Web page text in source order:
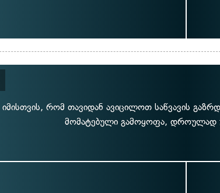
იმისთვის, რომ თავიდან ავიცილოთ საწვავის
მომატებული გამოყოფა, დროულად